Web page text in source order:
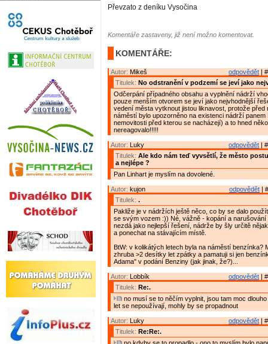
Převzato z deníku Vysočina
Komentáře zastaveny, již není možno komentovat.
KOMENTÁŘE:
odpovědět |
Autor: Mikeš
Titulek: No odstranění v podzemí se jeví jako
Odčerpání případného obsahu a vyplnění nádrží
pouze menším otvorem se jeví jako nejvhodnější
vedení města vytknout jistou liknavost, protože před
náměstí bylo upozorněno na existenci nádrží panem
nemovitosti před kterou se nacházejí) a to hned
nereagovalo!!!!!
odpovědět |
Autor: Luky
Titulek: Ale kdo nám teď vyvsětlí, že město
a nejlépe ?
Pan Linhart je myslím na dovolené.
odpovědět |
Autor: kujon
Titulek: .
Pakliže je v nádržích ještě něco, co by se dalo
se svým vozem :)) Né, vážně - kopání a narušování
nezdá jako nejlepší řešení, nádrže by šly určitě
a ponechat na stávajícím místě.
BtW: v kolikátých letech byla na náměstí benzínka?
zhruba >2 desítky let zpátky a pamatuji si jen
Adama" v podání Benziny (jak jinak, že?)...
odpovědět |
Autor: Lobbík
Titulek: Re:.
no musí se to něčím vyplnit, jsou tam moc
let se nepoužívají, mohly by se propadnout
odpovědět |
Autor: Luky
Titulek: Re:Re:.